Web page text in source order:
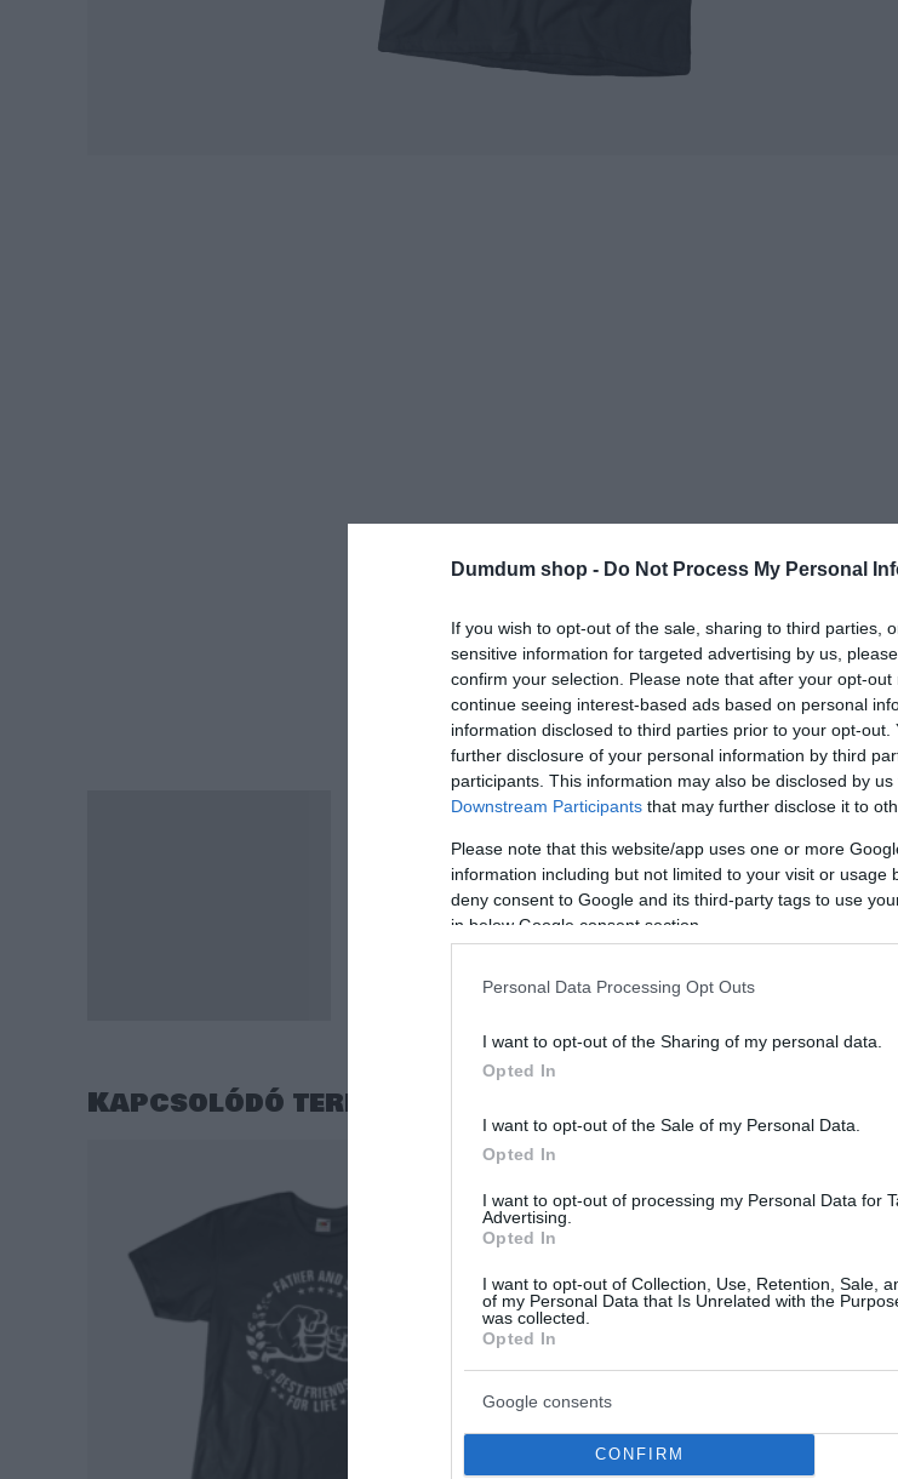
Dumdum shop - Do Not Process My Personal
If you wish to opt-out of the sale, sharing to third parties,
sensitive information for targeted advertising by us,
confirm your selection. Please note that after your opt-
continue seeing interest-based ads based on personal
information disclosed to third parties prior to your opt-
further disclosure of your personal information by third
participants. This information may also be disclosed by
Downstream Participants that may further disclose it to
Please note that this website/app uses one or more
information including but not limited to your visit or usage
deny consent to Google and its third-party tags to use
in below Google consent section.
Personal Data Processing Opt Outs
I want to opt-out of the Sharing of my personal data.
Opted In
I want to opt-out of the Sale of my Personal Data.
Opted In
I want to opt-out of processing my Personal Data for
Advertising.
Opted In
I want to opt-out of Collection, Use, Retention, Sale,
of my Personal Data that Is Unrelated with the
was collected.
Opted In
Google consents
CONFIRM
Márka: Fruit of the Loom
Környak: pamut/Lycra®
Kiváló minőség és tartósság.
Kényelmes viselet minden évszakban!
Alapanyaga: 100% pamut
Kapcsolódó termékek
-50%
6.000 Ft.3.000 Ft.
6.000 Ft.3.000 Ft.